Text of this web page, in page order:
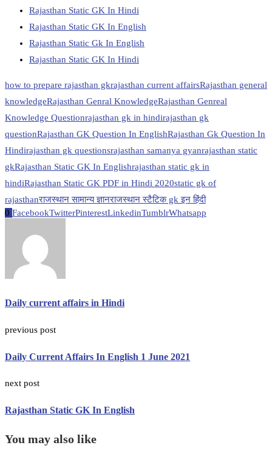
Rajasthan Static GK In Hindi
Rajasthan Static GK In English
Rajasthan Static Gk In English
Rajasthan Static GK In Hindi
how to prepare rajasthan gkrajasthan current affairsRajasthan general
knowledgeRajasthan Genral KnowledgeRajasthan Genreal
Knowledge Questionrajasthan gk in hindirajasthan gk
questionRajasthan GK Question In EnglishRajasthan Gk Question In
Hindirajasthan gk questionsrajasthan samanya gyanrajasthan static
gkRajasthan Static GK In Englishrajasthan static gk in
hindiRajasthan Static GK PDF in Hindi 2020static gk of
rajasthanराजस्थान सामान्य ज्ञानराजस्थान स्टैटिक gk इन हिंदी
0 FacebookTwitterPinterestLinkedinTumblrWhatsapp
Daily current affairs in Hindi
previous post
Daily Current Affairs In English 1 June 2021
next post
Rajasthan Static GK In English
You may also like